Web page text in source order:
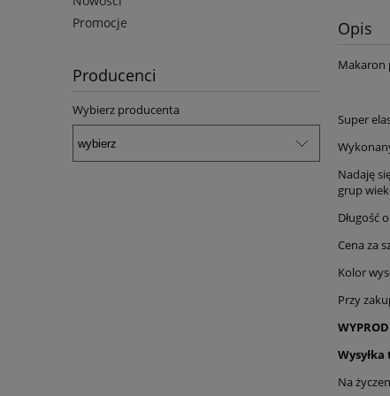
Promocje
Producenci
Wybierz producenta
Opis
Makaron
Super
Nadaję
grup
Długość
Cena za
Kolor
Przy
Na